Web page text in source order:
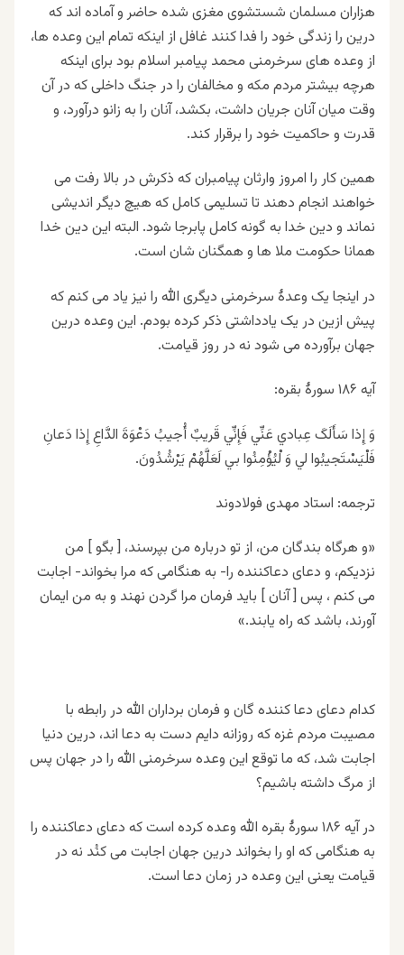
هزاران مسلمان شستشوی مغزی شده حاضر و آماده اند که
درین را زندگی خود را فدا کنند غافل از اینکه تمام این وعده ها،
از وعده های سرخرمنی محمد پیامبر اسلام بود برای اینکه
هرچه بیشتر مردم مکه و مخالفان را در جنگ داخلی که در آن
وقت میان آنان جریان داشت، بکشد، آنان را به زانو درآورد، و
قدرت و حاکمیت خود را برقرار کند.
همین کار را امروز وارثان پیامبران که ذکرش در بالا رفت می
خواهند انجام دهند تا تسلیمی کامل که هیچ دیگر اندیشی
نماند و دین خدا به گونه کامل پابرجا شود. البته این دین خدا
همانا حکومت ملا ها و همگنان شان است.
در اینجا یک وعدۀ سرخرمنی دیگری الله را نیز یاد می کنم که
پیش ازین در یک یادداشتی ذکر کرده بودم. این وعده درین
جهان برآورده می شود نه در روز قیامت.
آیه ۱۸۶ سورۀ بقره:
وَ إِذا سَأَلَکَ عِبادي عَنِّي فَإِنِّي قَريبٌ أُجيبُ دَعْوَةَ الدَّاعِ إِذا دَعانِ
فَلْيَسْتَجيبُوا لي‏ وَ لْيُؤْمِنُوا بي‏ لَعَلَّهُمْ يَرْشُدُونَ.
ترجمه: استاد مهدی فولادوند
«و هرگاه بندگان من، از تو درباره من بپرسند، [ بگو ] من
نزدیکم، و دعای دعاکننده را- به هنگامی که مرا بخواند- اجابت
می کنم ، پس [ آنان ] باید فرمان مرا گردن نهند و به من ایمان
آورند، باشد که راه یابند.»
کدام دعای دعا کننده گان و فرمان برداران الله در رابطه با
مصیبت مردم غزه که روزانه دایم دست به دعا اند، درین دنیا
اجابت شد، که ما توقع این وعده سرخرمنی الله را در جهان پس
از مرگ داشته باشیم؟
در آیه ۱۸۶ سورۀ بقره الله وعده کرده است که دعای دعاکننده را
به هنگامی که او را بخواند درین جهان اجابت می کنُد نه در
قیامت یعنی این وعده در زمان دعا است.